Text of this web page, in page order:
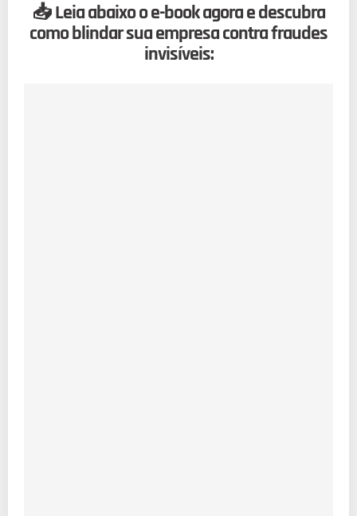
📥 Leia abaixo o e-book agora e descubra
como blindar sua empresa contra fraudes
invisíveis: